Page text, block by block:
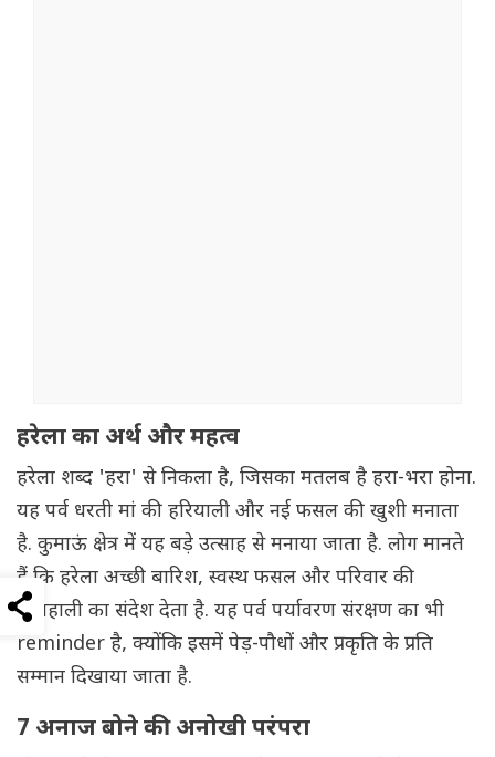
हरेला का अर्थ और महत्व
हरेला शब्द 'हरा' से निकला है, जिसका मतलब है हरा-भरा होना.
यह पर्व धरती मां की हरियाली और नई फसल की खुशी मनाता
है. कुमाऊं क्षेत्र में यह बड़े उत्साह से मनाया जाता है. लोग मानते
हैं कि हरेला अच्छी बारिश, स्वस्थ फसल और परिवार की
खुशहाली का संदेश देता है. यह पर्व पर्यावरण संरक्षण का भी
reminder है, क्योंकि इसमें पेड़-पौधों और प्रकृति के प्रति
सम्मान दिखाया जाता है.
7 अनाज बोने की अनोखी परंपरा